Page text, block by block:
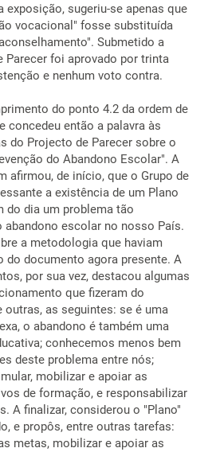
exposição, sugeriu-se apenas que
vocacional" fosse substituída
Submetido a
Parecer foi aprovado por trinta
e nenhum voto contra.
do ponto 4.2 da ordem de
concedeu então a palavra às
do Projecto de Parecer sobre o
do Abandono Escolar". A
afirmou, de início, que o Grupo de
a existência de um Plano
do dia um problema tão
escolar no nosso País.
a metodologia que haviam
do documento agora presente. A
por sua vez, destacou algumas
que fizeram do
outras, as seguintes: se é uma
o abandono é também uma
conhecemos menos bem
deste problema entre nós;
mobilizar e apoiar as
de formação, e responsabilizar
A finalizar, considerou o "Plano"
e propôs, entre outras tarefas:
metas, mobilizar e apoiar as